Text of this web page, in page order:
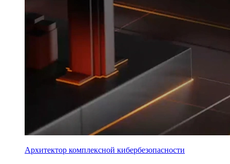
Архитектор комплексной кибербезопасности